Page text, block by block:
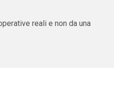
reali e non da una